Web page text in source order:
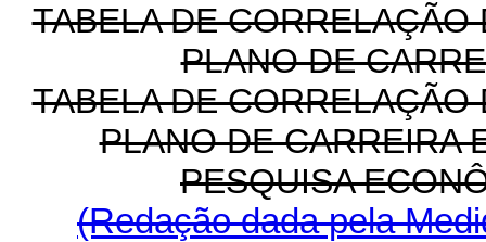
TABELA DE
PLANO DE
TABELA DE
PLANO DE CARREIRA
PESQUISA
(Redação dada pela